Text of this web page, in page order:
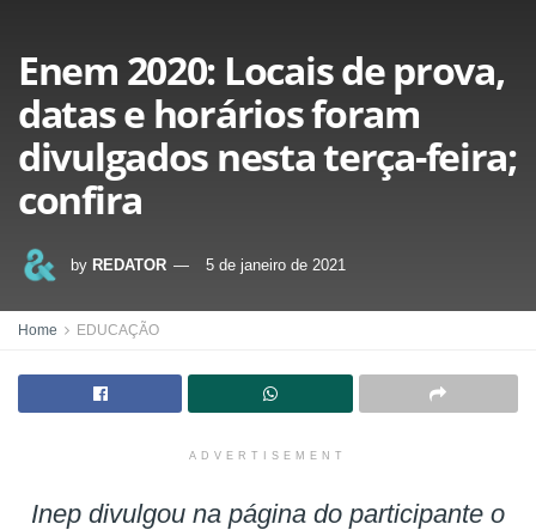
Enem 2020: Locais de prova,
datas e horários foram
divulgados nesta terça-feira;
confira
by REDATOR 5 de janeiro de 2021
Home EDUCAÇÃO
ADVERTISEMENT
Inep divulgou na página do participante o